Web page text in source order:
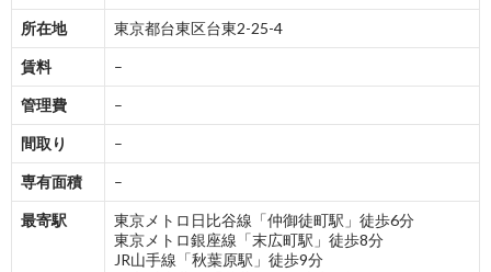
所在地 東京都台東区台東2-25-4
賃料 –
管理費 –
間取り –
専有面積 –
最寄駅
東京メトロ日比谷線「仲御徒町駅」徒歩6分
東京メトロ銀座線「末広町駅」徒歩8分
JR山手線「秋葉原駅」徒歩9分